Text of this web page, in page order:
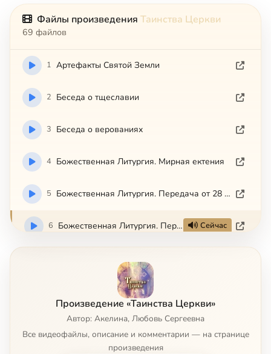
Файлы произведения Таинства Церкви
69 файлов
1 Артефакты Святой Земли
2 Беседа о тщеславии
3 Беседа о верованиях
4 Божественная Литургия. Мирная ектения
5 Божественная Литургия. Передача от 28 июня 2011 года
6 Божественная Литургия. Передача от 5 июля 2011 года Сейчас
Произведение «Таинства Церкви»
Автор: Акелина, Любовь Сергеевна
Все видеофайлы, описание и комментарии — на странице
произведения